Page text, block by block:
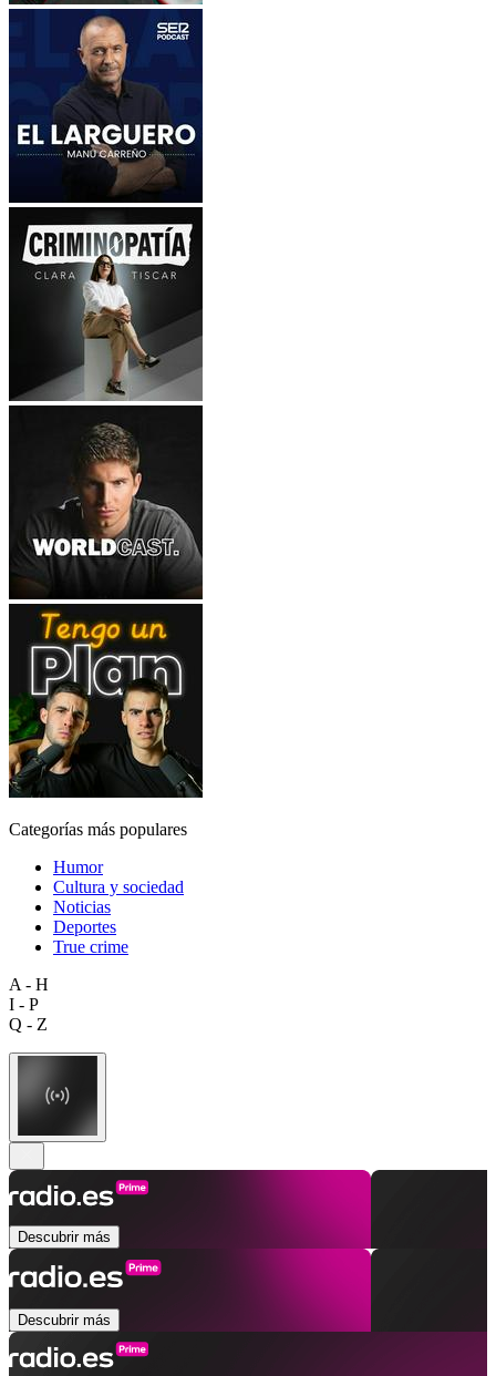
Categorías más populares
Humor
Cultura y sociedad
Noticias
Deportes
True crime
A - H
I - P
Q - Z
Descubrir más
Descubrir más